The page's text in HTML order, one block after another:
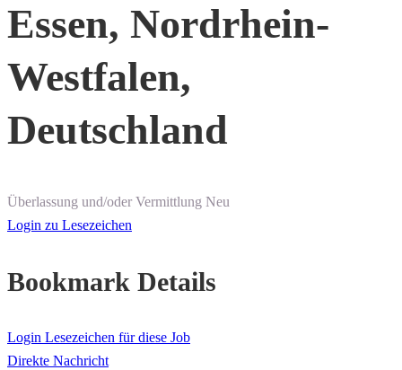
Essen, Nordrhein-
Westfalen,
Deutschland
Überlassung und/oder Vermittlung Neu
Login zu Lesezeichen
Bookmark Details
Login Lesezeichen für diese Job
Direkte Nachricht